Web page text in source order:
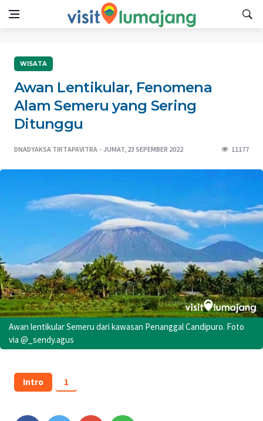
WISATA
Awan Lentikular, Fenomena
Alam Semeru yang Sering
Ditunggu
DNADYAKSA TIRTAPAVITRA JUMAT, 23 SEPEMBER 2022 11177
Awan lentikular Semeru dari kawasan Penanggal Candipuro. Foto
via @_sendy.agus
Intro 1